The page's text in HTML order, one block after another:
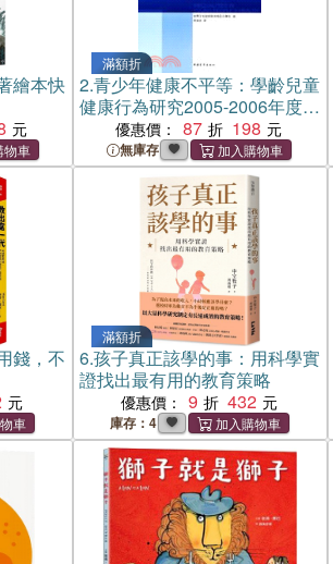
繪本快
滿額折
2.青少年健康不平等：學齡兒童
健康行為研究2005-2006年度國
際調查報告（簡體書）
優惠價： 87 198
無庫存
錢，不
滿額折
6.孩子真正該學的事：用科學實
證找出最有用的教育策略
優惠價： 9 432
庫存：4